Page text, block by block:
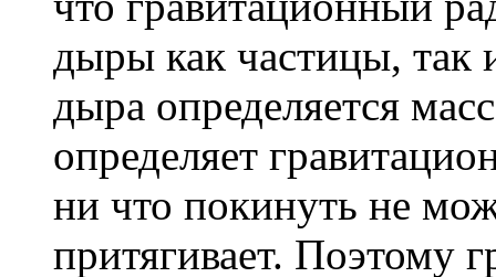
дыры как частицы, так
дыра определяется
определяет
ни что покинуть не
притягивает. Поэтому